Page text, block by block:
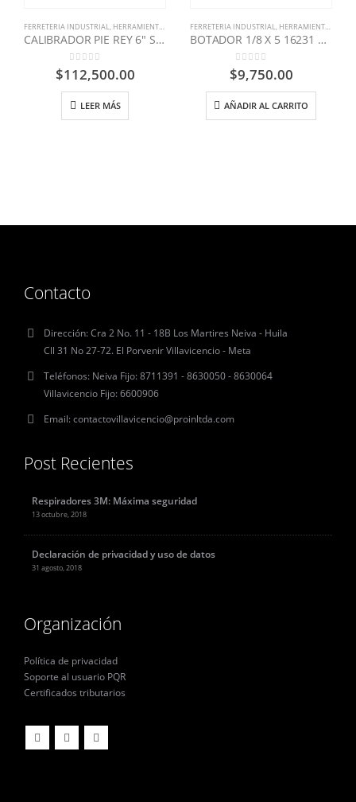
FERRETERIA INDUSTRIAL, HERRAMIENTA MANUAL ,PROTECCION MANUAL ,STANLEY
CALIBRADOR PIE REY 6″ STANLEY
0out of 5
$112,500.00
LEER MÁS
FERRETERIA INDUSTRIAL, HERRAMIENTA MANUAL
BOTADOR 1/8 X 5 16231 STANLEY
0out of 5
$9,750.00
AÑADIR AL CARRITO
Contacto
Dirección:Cra 2 No. 11 - 18B Los Martires Neiva - Huila
Cll 31 No 27-72. El Porvenir Villavicencio - Meta
Teléfonos: Neiva Fijo: 8711391 - 8630050 - 8630064
Villavicencio Fijo: 6600906
Email:contactovillavicencio@proinltda.com
Post Recientes
Respiradores 3M: Máxima seguridad
13 octubre, 2018
Declaración de privacidad y uso de datos
31 agosto, 2018
Organización
Política de privacidad
Soporte al usuario PQR
Certificados tributarios